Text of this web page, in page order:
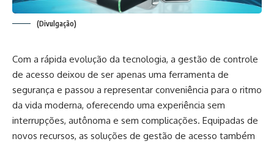
(Divulgação)
Com a rápida evolução da tecnologia, a gestão de controle
de acesso deixou de ser apenas uma ferramenta de
segurança e passou a representar conveniência para o ritmo
da vida moderna, oferecendo uma experiência sem
interrupções, autônoma e sem complicações. Equipadas de
novos recursos, as soluções de gestão de acesso também